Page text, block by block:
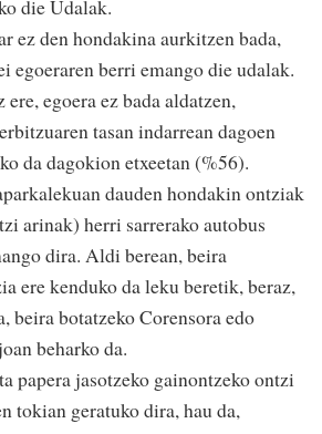
die Udalak.
ez den hondakina aurkitzen bada,
egoeraren berri emango die udalak.
egoera ez bada aldatzen,
tasan indarrean dagoen
da dagokion etxeetan (%56).
dauden hondakin ontziak
arinak) herri sarrerako autobus
dira. Aldi berean, beira
ere kenduko da leku beretik, beraz,
beira botatzeko Corensora edo
beharko da.
papera jasotzeko gainontzeko ontzi
tokian geratuko dira, hau da,